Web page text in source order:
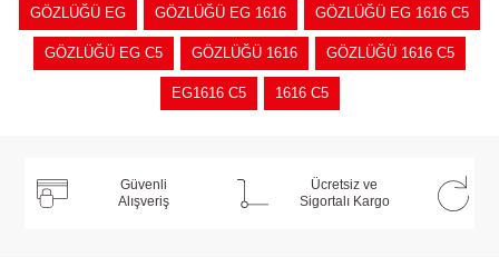
GÖZLÜĞÜ EG GÖZLÜĞÜ EG 1616 GÖZLÜĞÜ EG 1616 C5
GÖZLÜĞÜ EG C5 GÖZLÜĞÜ 1616 GÖZLÜĞÜ 1616 C5
EG1616 C5 1616 C5
Güvenli
Alışveriş
Ücretsiz ve
Sigortalı Kargo